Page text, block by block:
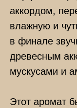
аккордом,
влажную и
в финале
древесным
мускусами и
Этот аромат